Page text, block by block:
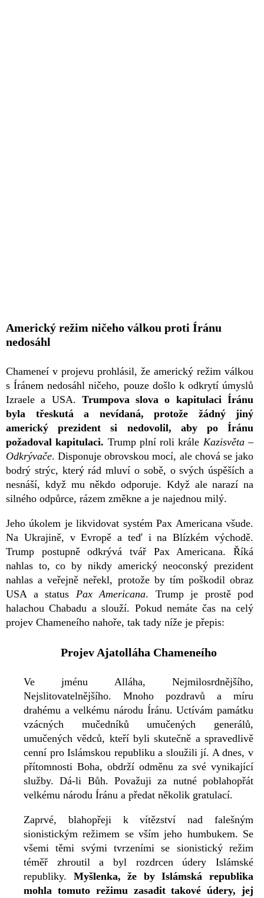
Americký režim ničeho válkou proti Íránu
nedosáhl
Chameneí v projevu prohlásil, že americký režim válkou
s Íránem nedosáhl ničeho, pouze došlo k odkrytí úmyslů
Izraele a USA. Trumpova slova o kapitulaci Íránu
byla třeskutá a nevídaná, protože žádný jiný
americký prezident si nedovolil, aby po Íránu
požadoval kapitulaci. Trump plní roli krále Kazisvěta –
Odkrývače. Disponuje obrovskou mocí, ale chová se jako
bodrý strýc, který rád mluví o sobě, o svých úspěších a
nesnáší, když mu někdo odporuje. Když ale narazí na
silného odpůrce, rázem změkne a je najednou milý.
Jeho úkolem je likvidovat systém Pax Americana všude.
Na Ukrajině, v Evropě a teď i na Blízkém východě.
Trump postupně odkrývá tvář Pax Americana. Říká
nahlas to, co by nikdy americký neoconský prezident
nahlas a veřejně neřekl, protože by tím poškodil obraz
USA a status Pax Americana. Trump je prostě pod
halachou Chabadu a slouží. Pokud nemáte čas na celý
projev Chameneího nahoře, tak tady níže je přepis:
Projev Ajatolláha Chameneího
Ve jménu Alláha, Nejmilosrdnějšího,
Nejslitovatelnějšího. Mnoho pozdravů a ​​míru
drahému a velkému národu Íránu. Uctívám památku
vzácných mučedníků umučených generálů,
umučených vědců, kteří byli skutečně a spravedlivě
cenní pro Islámskou republiku a sloužili jí. A dnes, v
přítomnosti Boha, obdrží odměnu za své vynikající
služby. Dá-li Bůh. Považuji za nutné poblahopřát
velkému národu Íránu a předat několik gratulací.
Zaprvé, blahopřeji k vítězství nad falešným
sionistickým režimem se vším jeho humbukem. Se
všemi těmi svými tvrzeními se sionistický režim
téměř zhroutil a byl rozdrcen údery Islámské
republiky. Myšlenka, že by Islámská republika
mohla tomuto režimu zasadit takové údery, jej